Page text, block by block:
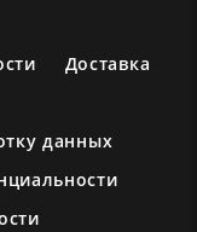
Доставка
данных